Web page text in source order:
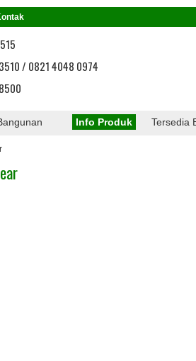
/ 0821 4048 0974
Info Produk Tersedia